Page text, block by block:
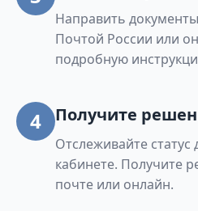
Направить
Почтой России или
подробную
4 Получите
Отслеживайте
кабинете. Получите
почте или онлайн.